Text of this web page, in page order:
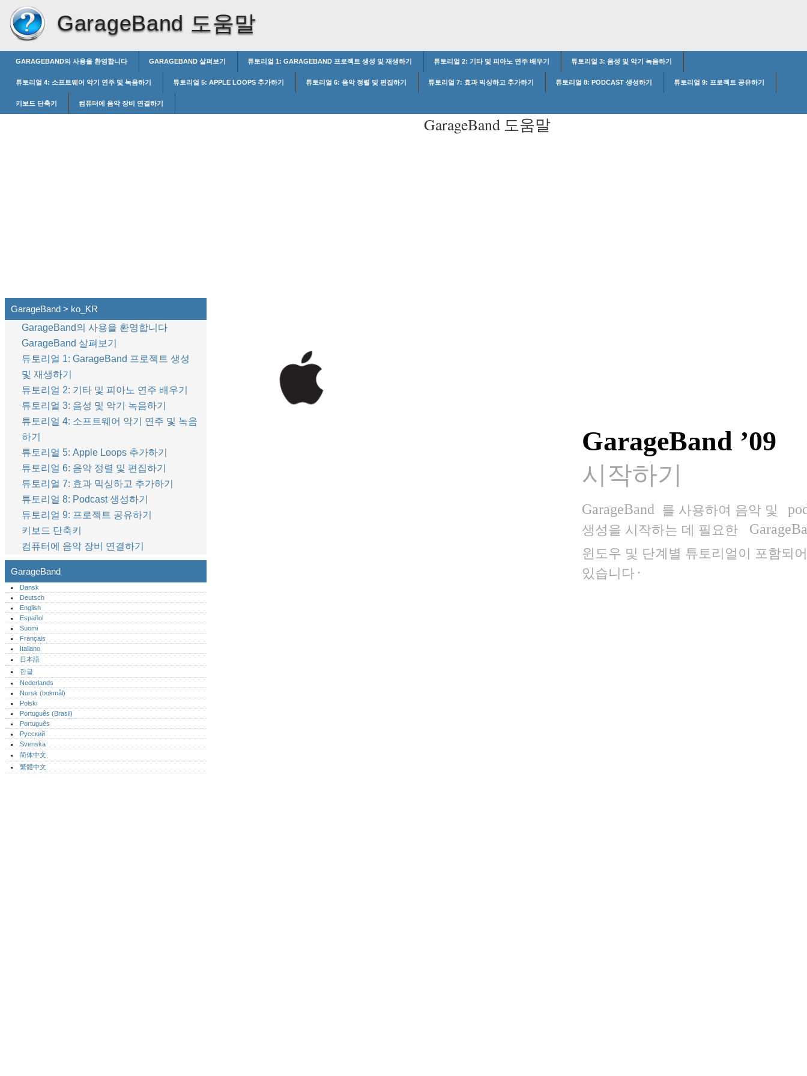
GarageBand 도움말
GARAGEBAND의 사용을 환영합니다 GARAGEBAND 살펴보기 튜토리얼 1: GARAGEBAND 프로젝트 생성 및 재생하기 튜토리얼 2: 기타 및 피아노 연주 배우기 튜토리얼 3: 음성 및 악기 녹음하기
튜토리얼 4: 소프트웨어 악기 연주 및 녹음하기 튜토리얼 5: APPLE LOOPS 추가하기 튜토리얼 6: 음악 정렬 및 편집하기 튜토리얼 7: 효과 믹싱하고 추가하기 튜토리얼 8: PODCAST 생성하기 튜토리얼 9: 프로젝트 공유하기
키보드 단축키 컴퓨터에 음악 장비 연결하기
GarageBand 도움말
GarageBand ’09
시작하기
GarageBand 를 사용하여 음악 및
생성을 시작하는 데 필요한
윈도우 및 단계별 튜토리얼이 포함되어
있습니다 .
GarageBand > ko_KR
GarageBand의 사용을 환영합니다
GarageBand 살펴보기
튜토리얼 1: GarageBand 프로젝트 생성
및 재생하기
튜토리얼 2: 기타 및 피아노 연주 배우기
튜토리얼 3: 음성 및 악기 녹음하기
튜토리얼 4: 소프트웨어 악기 연주 및 녹음
하기
튜토리얼 5: Apple Loops 추가하기
튜토리얼 6: 음악 정렬 및 편집하기
튜토리얼 7: 효과 믹싱하고 추가하기
튜토리얼 8: Podcast 생성하기
튜토리얼 9: 프로젝트 공유하기
키보드 단축키
컴퓨터에 음악 장비 연결하기
GarageBand
Dansk
Deutsch
English
Español
Suomi
Français
Italiano
日本語
한글
Nederlands
Norsk (bokmål)‎
Polski
Português (Brasil)
Português‎
Русский
Svenska
简体中文
繁體中文